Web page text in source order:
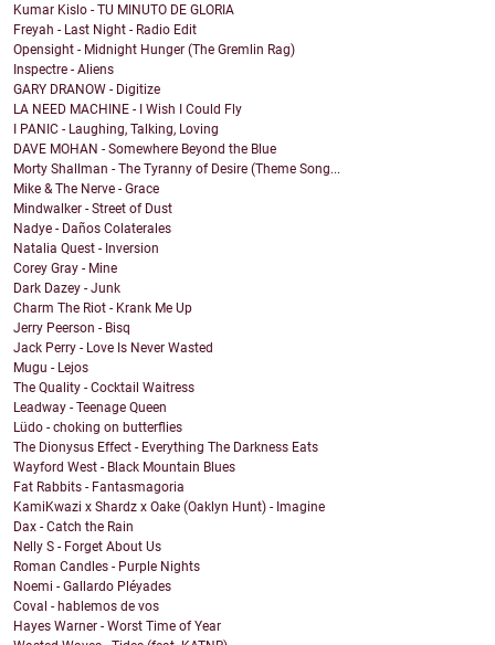
Kumar Kislo - TU MINUTO DE GLORIA
Freyah - Last Night - Radio Edit
Opensight - Midnight Hunger (The Gremlin Rag)
Inspectre - Aliens
GARY DRANOW - Digitize
LA NEED MACHINE - I Wish I Could Fly
I PANIC - Laughing, Talking, Loving
DAVE MOHAN - Somewhere Beyond the Blue
Morty Shallman - The Tyranny of Desire (Theme Song...
Mike & The Nerve - Grace
Mindwalker - Street of Dust
Nadye - Daños Colaterales
Natalia Quest - Inversion
Corey Gray - Mine
Dark Dazey - Junk
Charm The Riot - Krank Me Up
Jerry Peerson - Bisq
Jack Perry - Love Is Never Wasted
Mugu - Lejos
The Quality - Cocktail Waitress
Leadway - Teenage Queen
Lüdo - choking on butterflies
The Dionysus Effect - Everything The Darkness Eats
Wayford West - Black Mountain Blues
Fat Rabbits - Fantasmagoria
KamiKwazi x Shardz x Oake (Oaklyn Hunt) - Imagine
Dax - Catch the Rain
Nelly S - Forget About Us
Roman Candles - Purple Nights
Noemi - Gallardo Pléyades
Coval - hablemos de vos
Hayes Warner - Worst Time of Year